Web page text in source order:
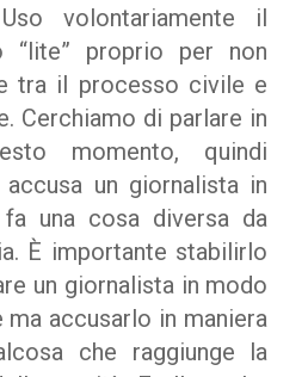
volontariamente il
“lite” proprio per non
tra il processo civile e
Cerchiamo di parlare in
momento, quindi
accusa un giornalista in
una cosa diversa da
È importante stabilirlo
un giornalista in modo
accusarlo in maniera
che raggiunge la